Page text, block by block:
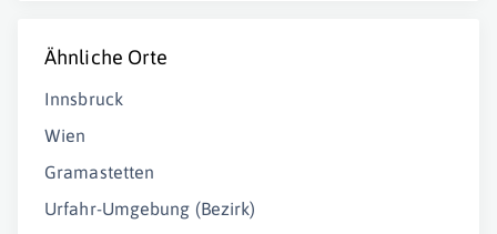
Ähnliche Orte
Innsbruck
Wien
Gramastetten
Urfahr-Umgebung (Bezirk)